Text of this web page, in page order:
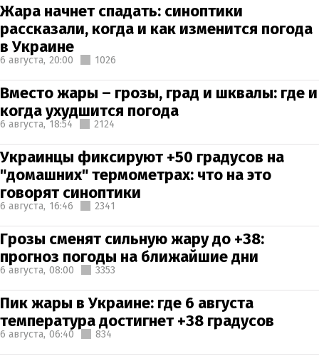
Жара начнет спадать: синоптики
рассказали, когда и как изменится погода
в Украине
6 августа, 20:00 1026
Вместо жары – грозы, град и шквалы: где и
когда ухудшится погода
6 августа, 18:54 2124
Украинцы фиксируют +50 градусов на
"домашних" термометрах: что на это
говорят синоптики
6 августа, 16:46 2341
Грозы сменят сильную жару до +38:
прогноз погоды на ближайшие дни
6 августа, 08:00 3353
Пик жары в Украине: где 6 августа
температура достигнет +38 градусов
6 августа, 06:40 834